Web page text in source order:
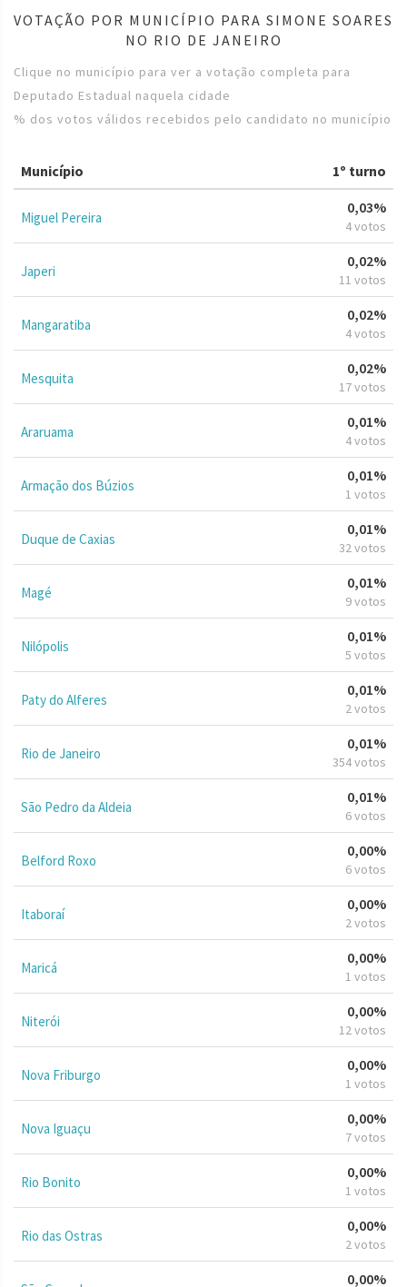
VOTAÇÃO POR MUNICÍPIO PARA SIMONE SOARES
NO RIO DE JANEIRO
Clique no município para ver a votação completa para
Deputado Estadual naquela cidade
% dos votos válidos recebidos pelo candidato no município
Município 1º turno
Miguel Pereira
0,03%
4 votos
Japeri
0,02%
11 votos
Mangaratiba
0,02%
4 votos
Mesquita
0,02%
17 votos
Araruama
0,01%
4 votos
Armação dos Búzios
0,01%
1 votos
Duque de Caxias
0,01%
32 votos
Magé
0,01%
9 votos
Nilópolis
0,01%
5 votos
Paty do Alferes
0,01%
2 votos
Rio de Janeiro
0,01%
354 votos
São Pedro da Aldeia
0,01%
6 votos
Belford Roxo
0,00%
6 votos
Itaboraí
0,00%
2 votos
Maricá
0,00%
1 votos
Niterói
0,00%
12 votos
Nova Friburgo
0,00%
1 votos
Nova Iguaçu
0,00%
7 votos
Rio Bonito
0,00%
1 votos
Rio das Ostras
0,00%
2 votos
0,00%